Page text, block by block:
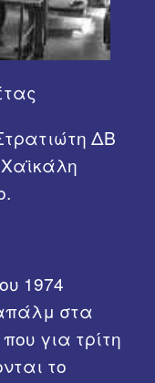
ΔΒ
1974
στα
για τρίτη
το